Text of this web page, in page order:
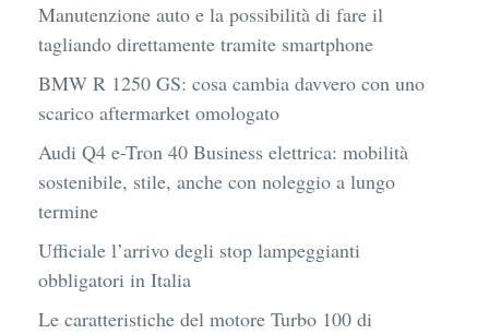
Manutenzione auto e la possibilità di fare il
tagliando direttamente tramite smartphone
BMW R 1250 GS: cosa cambia davvero con uno
scarico aftermarket omologato
Audi Q4 e-Tron 40 Business elettrica: mobilità
sostenibile, stile, anche con noleggio a lungo
termine
Ufficiale l’arrivo degli stop lampeggianti
obbligatori in Italia
Le caratteristiche del motore Turbo 100 di